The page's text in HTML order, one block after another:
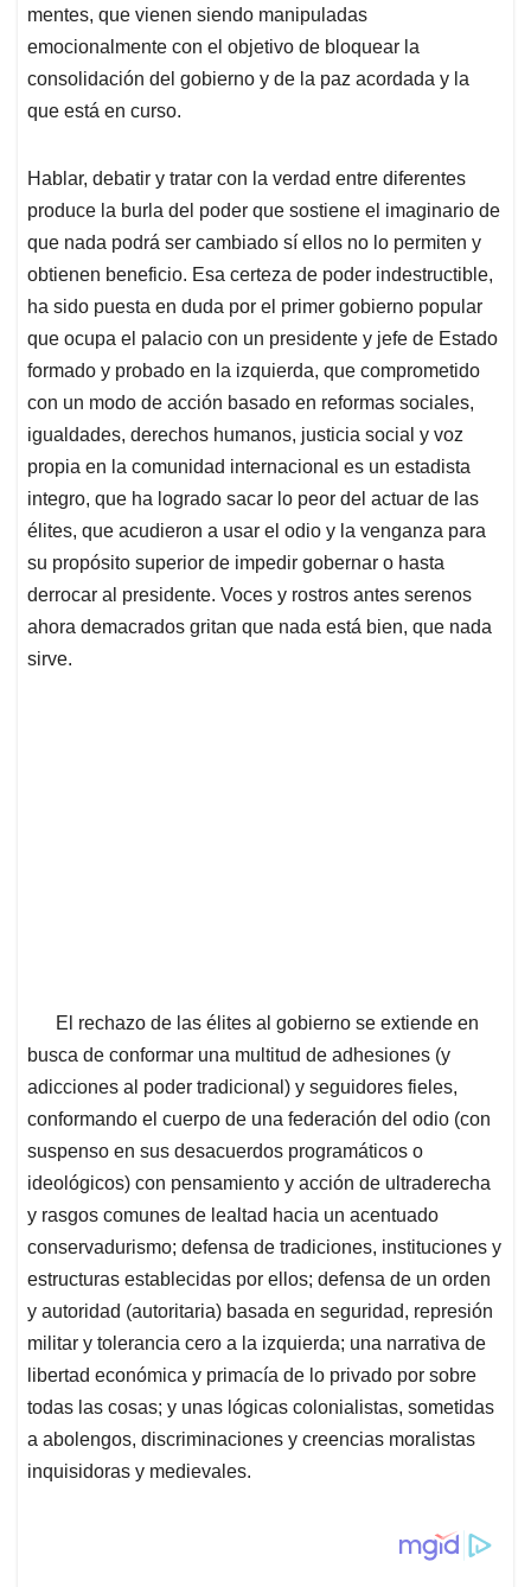
p
p
o
k
I
n
s
mentes, que vienen siendo manipuladas
emocionalmente con el objetivo de bloquear la
consolidación del gobierno y de la paz acordada y la
que está en curso.
Hablar, debatir y tratar con la verdad entre diferentes
produce la burla del poder que sostiene el imaginario de
que nada podrá ser cambiado sí ellos no lo permiten y
obtienen beneficio. Esa certeza de poder indestructible,
ha sido puesta en duda por el primer gobierno popular
que ocupa el palacio con un presidente y jefe de Estado
formado y probado en la izquierda, que comprometido
con un modo de acción basado en reformas sociales,
igualdades, derechos humanos, justicia social y voz
propia en la comunidad internacional es un estadista
integro, que ha logrado sacar lo peor del actuar de las
élites, que acudieron a usar el odio y la venganza para
su propósito superior de impedir gobernar o hasta
derrocar al presidente. Voces y rostros antes serenos
ahora demacrados gritan que nada está bien, que nada
sirve.
El rechazo de las élites al gobierno se extiende en
busca de conformar una multitud de adhesiones (y
adicciones al poder tradicional) y seguidores fieles,
conformando el cuerpo de una federación del odio (con
suspenso en sus desacuerdos programáticos o
ideológicos) con pensamiento y acción de ultraderecha
y rasgos comunes de lealtad hacia un acentuado
conservadurismo; defensa de tradiciones, instituciones y
estructuras establecidas por ellos; defensa de un orden
y autoridad (autoritaria) basada en seguridad, represión
militar y tolerancia cero a la izquierda; una narrativa de
libertad económica y primacía de lo privado por sobre
todas las cosas; y unas lógicas colonialistas, sometidas
a abolengos, discriminaciones y creencias moralistas
inquisidoras y medievales.